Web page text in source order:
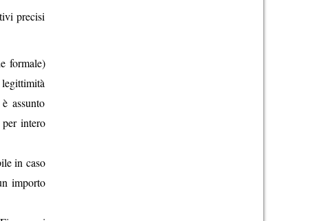
precisi
formale)
assunto
intero
in caso
importo